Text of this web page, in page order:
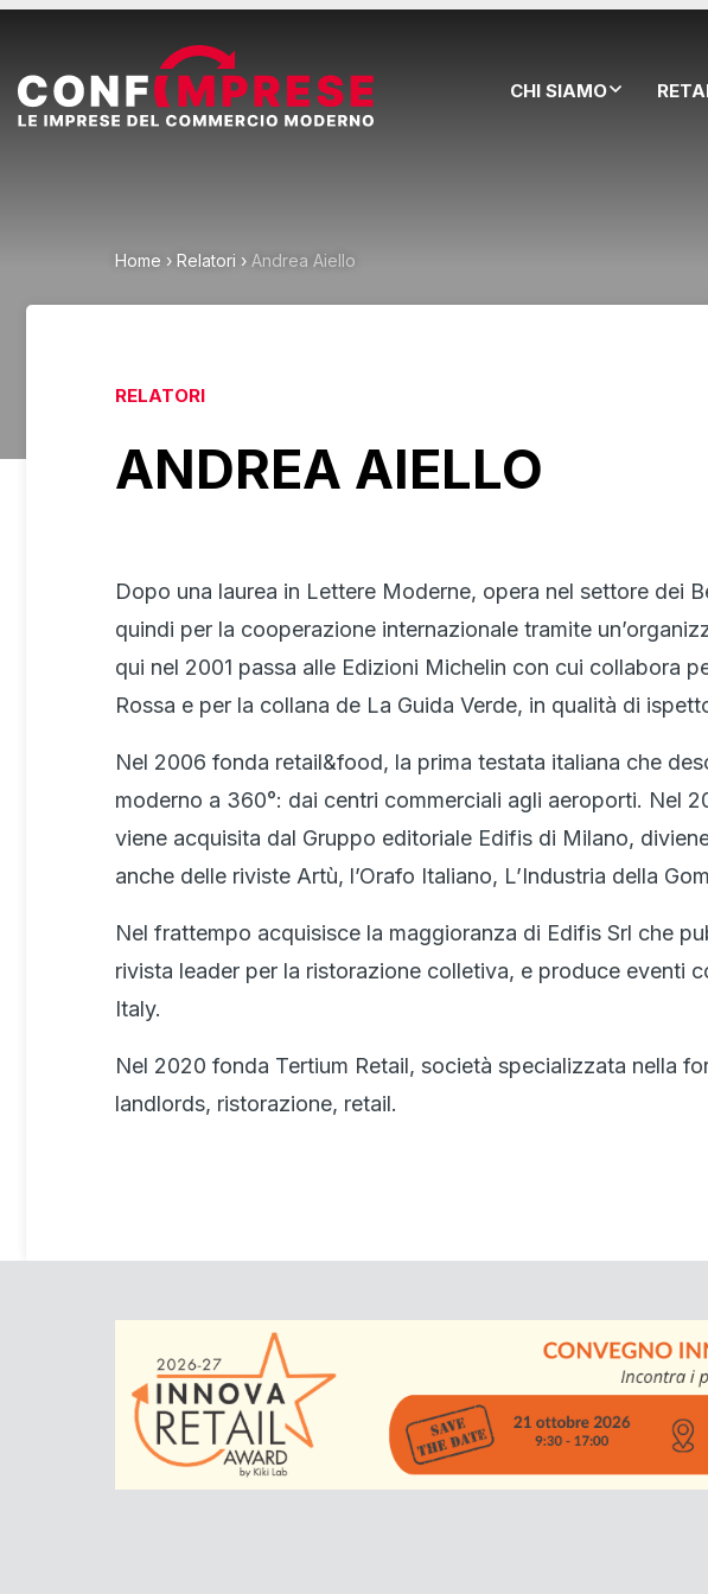
CHI SIAMO
Home › Relatori › Andrea Aiello
RELATORI
ANDREA AIELLO
Dopo una laurea in Lettere Moderne, opera nel settore dei
quindi per la cooperazione internazionale tramite
qui nel 2001 passa alle Edizioni Michelin con cui collabora
Rossa e per la collana de La Guida Verde, in qualità di
Nel 2006 fonda retail&food, la prima testata italiana che
moderno a 360°: dai centri commerciali agli aeroporti. Nel
viene acquisita dal Gruppo editoriale Edifis di Milano,
anche delle riviste Artù, l’Orafo Italiano, L’Industria della
Nel frattempo acquisisce la maggioranza di Edifis Srl che
rivista leader per la ristorazione colletiva, e produce eventi
Italy.
Nel 2020 fonda Tertium Retail, società specializzata nella
landlords, ristorazione, retail.